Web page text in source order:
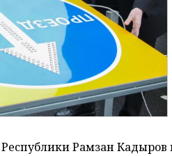
Рамзан Кадыров